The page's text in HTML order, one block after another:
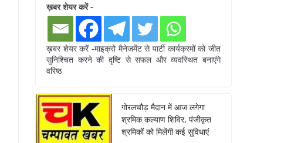
ख़बर शेयर करें -
ख़बर शेयर करें -माइक्रो मैनेजमेंट से पार्टी कार्यक्रमों को जीत
सुनिश्चित करने की दृष्टि से सफल और व्यवस्थित बनाएंगे
वरिष्ठ
गोरलचौड़ मैदान में आज लगेगा
श्रमिक कल्याण शिविर, पंजीकृत
श्रमिकों को मिलेंगी कई सुविधाएं